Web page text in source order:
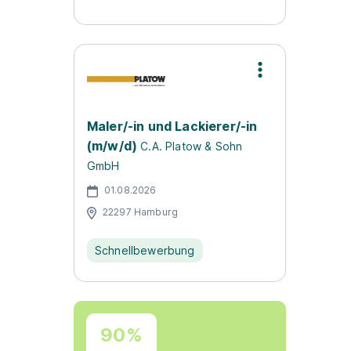
Maler/-in und Lackierer/-in
(m/w/d) C.A. Platow & Sohn
GmbH
01.08.2026
22297 Hamburg
Schnellbewerbung
90%